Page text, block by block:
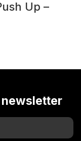
Up –
newsletter